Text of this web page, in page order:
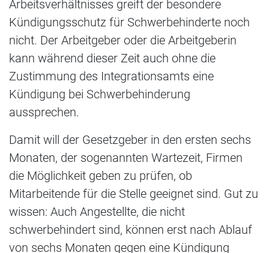
Arbeitsverhältnisses greift der besondere
Kündigungsschutz für Schwerbehinderte noch
nicht. Der Arbeitgeber oder die Arbeitgeberin
kann während dieser Zeit auch ohne die
Zustimmung des Integrationsamts eine
Kündigung bei Schwerbehinderung
aussprechen.
Damit will der Gesetzgeber in den ersten sechs
Monaten, der sogenannten Wartezeit, Firmen
die Möglichkeit geben zu prüfen, ob
Mitarbeitende für die Stelle geeignet sind. Gut zu
wissen: Auch Angestellte, die nicht
schwerbehindert sind, können erst nach Ablauf
von sechs Monaten gegen eine Kündigung